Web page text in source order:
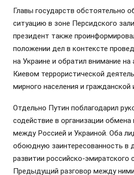
Главы государств обстоятельно
ситуацию в зоне Персидского
президент также
положении дел в контексте
на Украине и обратил внимание на
Киевом террористической
мирного населения и гражданской
Отдельно Путин поблагодарил
содействие в организации
между Россией и Украиной. Оба
обоюдную заинтересованность в
развитии российско-эмиратского
Предыдущий разговор между